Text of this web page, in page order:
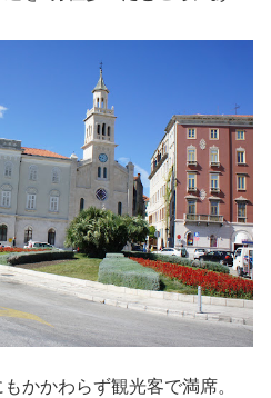
かかわらず観光客で満席。